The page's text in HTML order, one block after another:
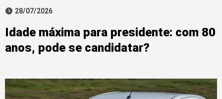
28/07/2026
Idade máxima para presidente: com 80
anos, pode se candidatar?